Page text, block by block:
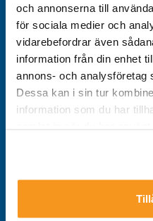
och annonserna till
för sociala medier och
vidarebefordrar även
information från din enhet
annons- och analysföretag
Dessa kan i sin tur
information som du har
Välkommen till
0928-40 000 /